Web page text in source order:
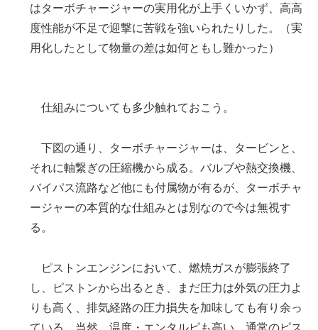
はターボチャージャーの実用化が上手くいかず、高高
度性能が不足で迎撃に苦戦を強いられたりした。（実
用化したとして物量の差は如何ともし難かった）
仕組みについても多少触れておこう。
下図の通り、ターボチャージャーは、タービンと、
それに軸繋ぎの圧縮機から成る。バルブや熱交換機、
バイパス流路など他にも付属物が有るが、ターボチャ
ージャーの本質的な仕組みとは別なので今は無視す
る。
ピストンエンジンにおいて、燃焼ガスが膨張終了
し、ピストンから出るとき、まだ圧力は外気の圧力よ
りも高く、排気経路の圧力損失を加味しても有り余っ
ている。当然、温度・エンタルピも高い。通常のピス